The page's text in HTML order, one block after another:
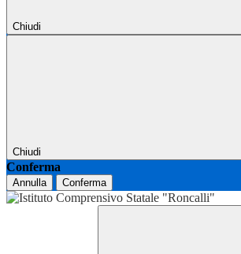
Chiudi
Chiudi
Conferma
Annulla Conferma